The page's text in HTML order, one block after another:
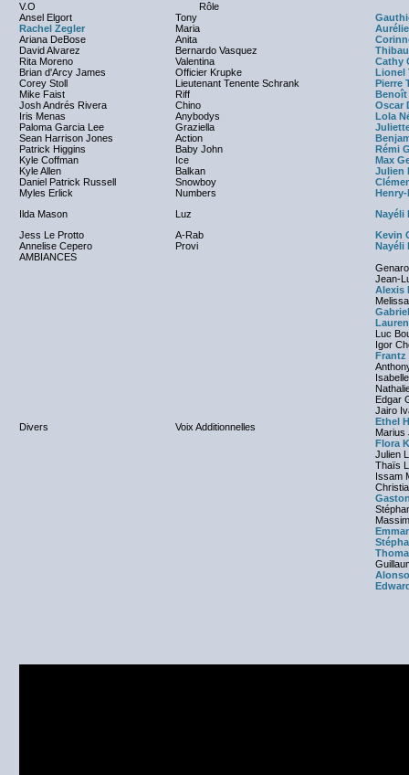
V.O
Rôle
Ansel Elgort
Tony
Rachel Zegler
Maria
Ariana DeBose
Anita
David Alvarez
Bernardo Vasquez
Rita Moreno
Valentina
Cathy
Brian d'Arcy James
Officier Krupke
Lionel
Corey Stoll
Lieutenant Tenente Schrank
Pierre
Mike Faist
Riff
Benoît
Josh Andrés Rivera
Chino
Oscar
Iris Menas
Anybodys
Lola
Paloma Garcia Lee
Graziella
Sean Harrison Jones
Action
Patrick Higgins
Baby John
Rémi
Kyle Coffman
Ice
Max
Kyle Allen
Balkan
Julien
Daniel Patrick Russell
Snowboy
Myles Erlick
Numbers
Ilda Mason
Luz
Nayéli
Jess Le Protto
A-Rab
Kevin
Annelise Cepero
Provi
Nayéli
AMBIANCES
Divers Voix Additionnelles
Jean-
Alexis
Luc
Igor
Frantz
Edgar
Jairo
Ethel
Marius
Flora
Julien
Thaïs
Issam